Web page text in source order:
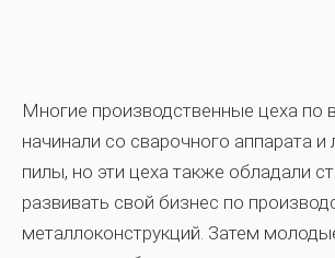
Многие производственные цеха по
начинали со сварочного аппарата и
пилы, но эти цеха также обладали
развивать свой бизнес по
металлоконструкций. Затем